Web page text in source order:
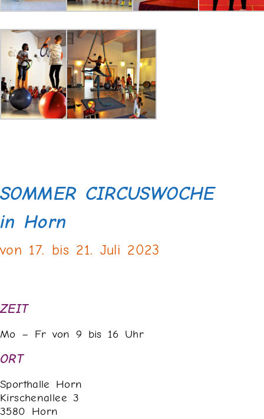
SOMMER CIRCUSWOCHE
in Horn
von 17. bis 21. Juli 2023
ZEIT
Mo – Fr von 9 bis 16 Uhr
ORT
Sporthalle Horn
Kirschenallee 3
3580 Horn